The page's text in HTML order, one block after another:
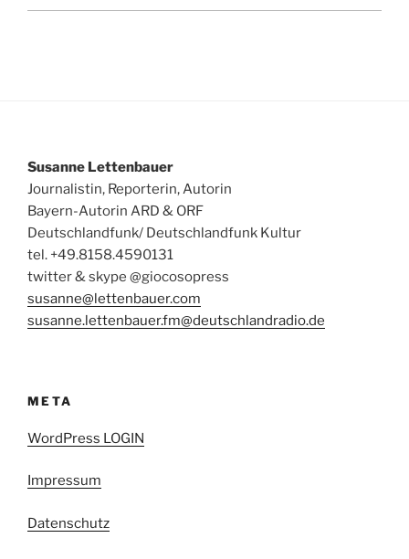
Susanne Lettenbauer
Journalistin, Reporterin, Autorin
Bayern-Autorin ARD & ORF
Deutschlandfunk/ Deutschlandfunk Kultur
tel. +49.8158.4590131
twitter & skype @giocosopress
susanne@lettenbauer.com
susanne.lettenbauer.fm@deutschlandradio.de
META
WordPress LOGIN
Impressum
Datenschutz